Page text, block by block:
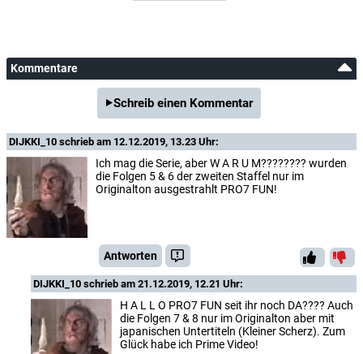
Kommentare
Schreib einen Kommentar
DIJKKI_10 schrieb am 12.12.2019, 13.23 Uhr:
Ich mag die Serie, aber W A R U M???????? wurden
die Folgen 5 & 6 der zweiten Staffel nur im
Originalton ausgestrahlt PRO7 FUN!
Antworten
DIJKKI_10 schrieb am 21.12.2019, 12.21 Uhr:
H A L L O PRO7 FUN seit ihr noch DA???? Auch
die Folgen 7 & 8 nur im Originalton aber mit
japanischen Untertiteln (Kleiner Scherz). Zum
Glück habe ich Prime Video!